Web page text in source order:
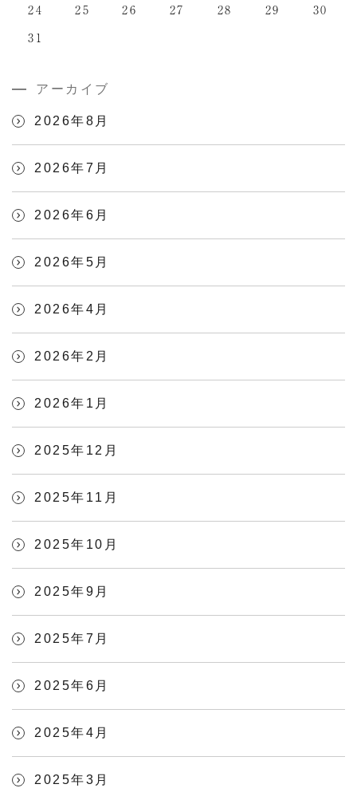
24
25 26 27 28 29
30
31
アーカイブ
2026年8月
2026年7月
2026年6月
2026年5月
2026年4月
2026年2月
2026年1月
2025年12月
2025年11月
2025年10月
2025年9月
2025年7月
2025年6月
2025年4月
2025年3月